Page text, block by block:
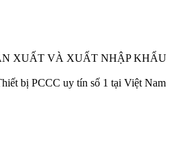
XUẤT VÀ XUẤT NHẬP KHẨU
bị PCCC uy tín số 1 tại Việt Nam